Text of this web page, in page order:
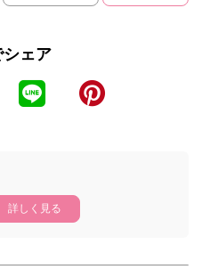
ェア
詳しく見る